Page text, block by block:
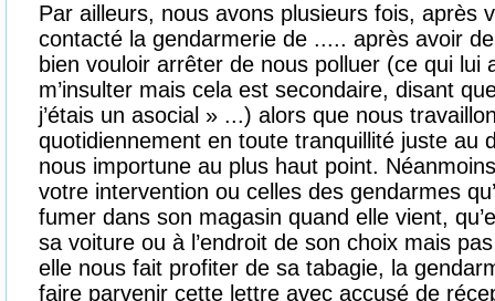
Par ailleurs, nous avons plusieurs fois, après
contacté la gendarmerie de ..... après avoir
bien vouloir arrêter de nous polluer (ce qui lui
m’insulter mais cela est secondaire, disant
j’étais un asocial » ...) alors que nous
quotidiennement en toute tranquillité juste au
nous importune au plus haut point.
votre intervention ou celles des gendarmes
fumer dans son magasin quand elle vient,
sa voiture ou à l’endroit de son choix mais
elle nous fait profiter de sa tabagie, la
faire parvenir cette lettre avec accusé de